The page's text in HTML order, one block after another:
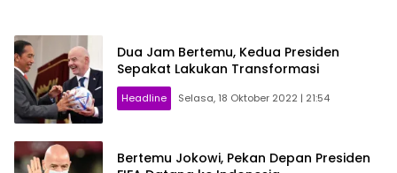
Dua Jam Bertemu, Kedua Presiden
Sepakat Lakukan Transformasi
Headline Selasa, 18 Oktober 2022 | 21:54
Bertemu Jokowi, Pekan Depan Presiden